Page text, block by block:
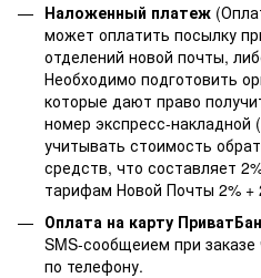
Наложенный платеж
может оплатить посылку
отделений новой почты,
Необходимо подготовить
которые дают право
номер экспресс-
учитывать стоимость
средств, что составляет
тарифам Новой Почты 2% +
Оплата на карту
SMS-сообщеием при заказе
по телефону.